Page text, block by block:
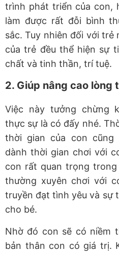
trình phát triển của con,
làm được rất đỗi bình
sắc. Tuy nhiên đối với trẻ
của trẻ đều thể hiện sự
chất và tinh thần, trí tuệ.
2. Giúp nâng cao lòng
Việc này tưởng chừng
thực sự là có đấy nhé.
thời gian của con cũng
dành thời gian chơi với
con rất quan trọng
thường xuyên chơi với
truyền đạt tình yêu và sự
cho bé.
Nhờ đó con sẽ có niềm
bản thân con có giá trị.